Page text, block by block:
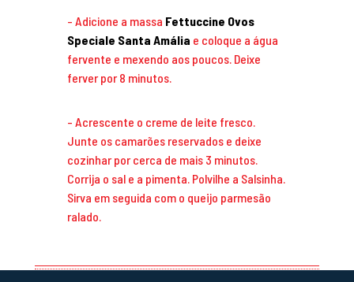
Adicione a massa Fettuccine Ovos
Speciale Santa Amália e coloque a água
fervente e mexendo aos poucos. Deixe
ferver por 8 minutos.
Acrescente o creme de leite fresco.
Junte os camarões reservados e deixe
cozinhar por cerca de mais 3 minutos.
Corrija o sal e a pimenta. Polvilhe a Salsinha.
Sirva em seguida com o queijo parmesão
ralado.